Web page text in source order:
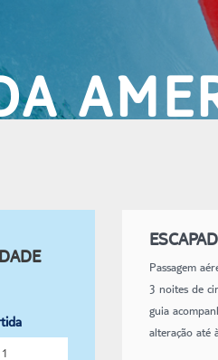
Passagem
3 noites de
guia
alteração até